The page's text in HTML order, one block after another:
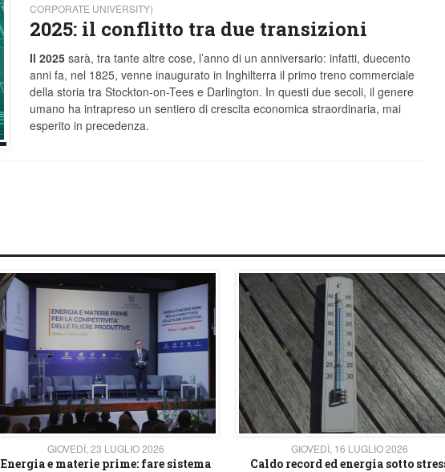
CORPORATE UNIVERSITY)
2025: il conflitto tra due transizioni
Il 2025sarà, tra tante altre cose, l’anno di un anniversario: infatti, duecento
anni fa, nel 1825, venne inaugurato in Inghilterra il primo treno commerciale
della storia tra Stockton-on-Tees e Darlington. In questi due secoli, il genere
umano ha intrapreso un sentiero di crescita economica straordinaria, mai
esperito in precedenza.
GIOVEDÌ, 23 LUGLIO 2026
Energia e materie prime: fare sistema
GIOVEDÌ, 16 LUGLIO 2026
Caldo record ed energia sotto